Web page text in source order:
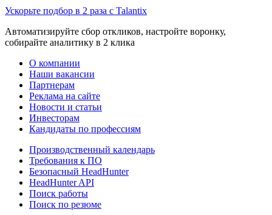
Ускорьте подбор в 2 раза с Talantix
Автоматизируйте сбор откликов, настройте воронку,
собирайте аналитику в 2 клика
О компании
Наши вакансии
Партнерам
Реклама на сайте
Новости и статьи
Инвесторам
Кандидаты по профессиям
Производственный календарь
Требования к ПО
Безопасный HeadHunter
HeadHunter API
Поиск работы
Поиск по резюме